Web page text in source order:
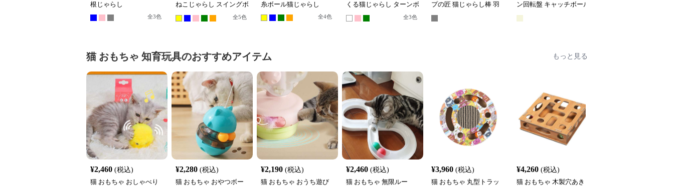
根じゃらし
全3色
ねこじゃらし スイングボ
全5色
糸ボール猫じゃらし
全4色
くる猫じゃらし ターンボ
全3色
プの匠 猫じゃらし棒 羽
ン回転盤 キャッチボール
猫 おもちゃ 知育玩具のおすすめアイテム もっと見る
¥2,460 (税込)
猫 おもちゃ おしゃべり
¥2,280 (税込)
猫 おもちゃ おやつボー
¥2,190 (税込)
猫 おもちゃ おうち遊び
¥2,460 (税込)
猫 おもちゃ 無限ルー
¥3,960 (税込)
猫 おもちゃ 丸型トラッ
¥4,260 (税込)
猫 おもちゃ 木製穴あき